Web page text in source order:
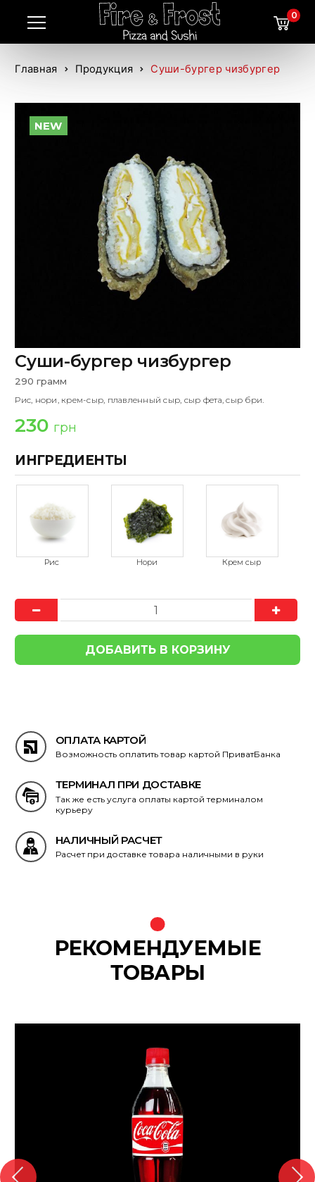
0
Главная Продукция Суши-бургер чизбургер
NEW
Суши-бургер чизбургер
290 грамм
Рис, нори, крем-сыр, плавленный сыр, сыр фета, сыр бри.
230 грн
ИНГРЕДИЕНТЫ
ОПЛАТА КАРТОЙ
Возможность оплатить товар картой ПриватБанка
ТЕРМИНАЛ ПРИ ДОСТАВКЕ
Так же есть услуга оплаты картой терминалом
курьеру
НАЛИЧНЫЙ РАСЧЕТ
Расчет при доставке товара наличными в руки
РЕКОМЕНДУЕМЫЕ
ТОВАРЫ